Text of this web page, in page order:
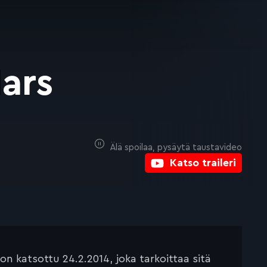
Katso traileri
Älä spoilaa, pysäytä taustavideo
katsottu 24.2.2014, joka tarkoittaa sitä